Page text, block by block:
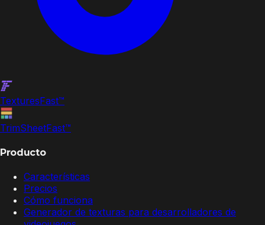
TexturesFast™
TrimSheetFast™
Producto
Características
Precios
Cómo funciona
Generador de texturas para desarrolladores de